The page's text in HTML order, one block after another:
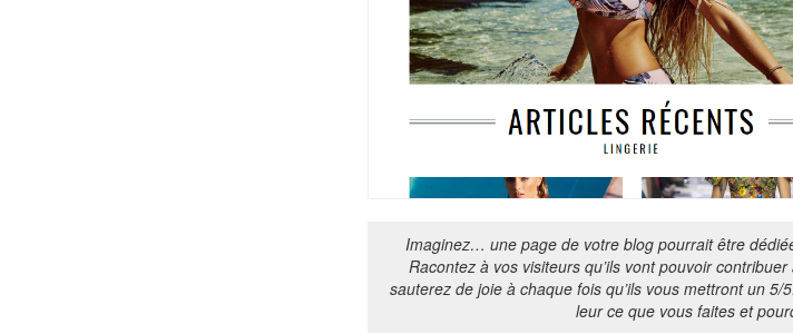
Imaginez… une page de votre blog pourrait être
Racontez à vos visiteurs qu’ils vont pouvoir
sauterez de joie à chaque fois qu’ils vous mettront un
leur ce que vous faites et